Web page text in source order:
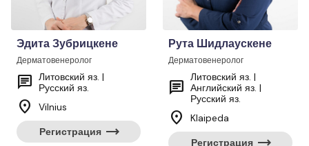
Эдита Зубрицкене
Дерматовенеролог
chat Литовский яз. |
Русский яз.
location_on
Vilnius
Регистрация trending_flat
Рута Шидлаускене
Дерматовенеролог
chat
Литовский яз. |
Английский яз. |
Русский яз.
location_on
Klaipeda
Регистрация